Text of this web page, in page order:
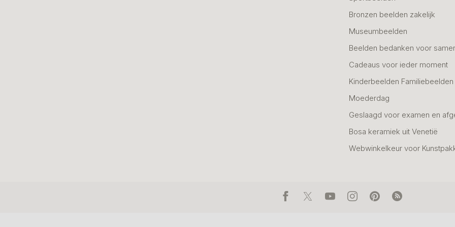
Bronzen beelden zakelijk
Museumbeelden
Beelden bedanken voor
Cadeaus voor ieder moment
Kinderbeelden Familiebeelden
Moederdag
Geslaagd voor examen en
Bosa keramiek uit Venetië
Webwinkelkeur voor